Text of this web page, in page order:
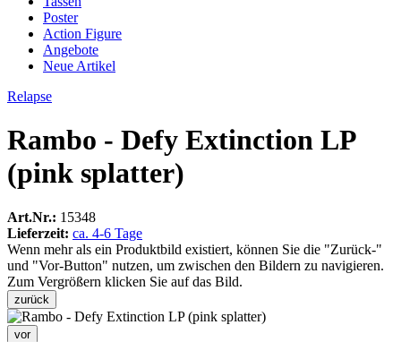
Poster
Action Figure
Angebote
Neue Artikel
Relapse
Rambo - Defy Extinction LP
(pink splatter)
Art.Nr.: 15348
Lieferzeit: ca. 4-6 Tage
Wenn mehr als ein Produktbild existiert, können Sie die "Zurück-"
und "Vor-Button" nutzen, um zwischen den Bildern zu navigieren.
Zum Vergrößern klicken Sie auf das Bild.
zurück
vor